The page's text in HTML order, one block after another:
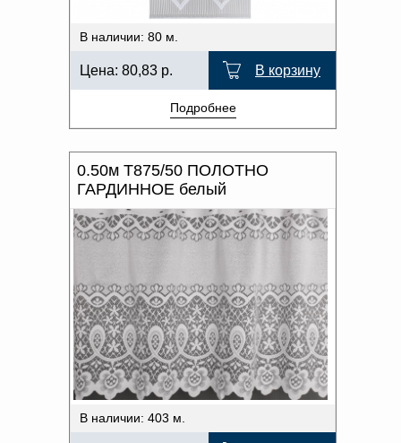
В наличии: 80 м.
Цена: 80,83 р. В корзину
Подробнее
0.50м Т875/50 ПОЛОТНО
ГАРДИННОЕ белый
В наличии: 403 м.